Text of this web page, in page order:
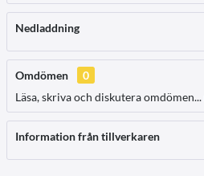
Nedladdning
Omdömen
0
Läsa, skriva och diskutera omdömen...
Information från tillverkaren